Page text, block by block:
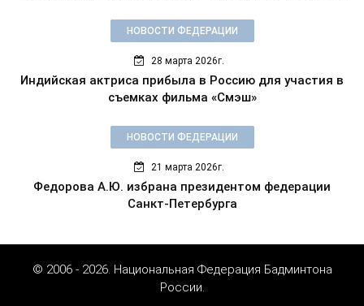
НОВОСТИ ФЕДЕРАЦИИ
28 марта 2026г.
Индийская актриса прибыла в Россию для участия в
съемках фильма «Смэш»
НОВОСТИ ФЕДЕРАЦИИ
21 марта 2026г.
Федорова А.Ю. избрана президентом федерации
Санкт-Петербурга
© 2006 - 2026. Национальная Федерация Бадминтона
России.